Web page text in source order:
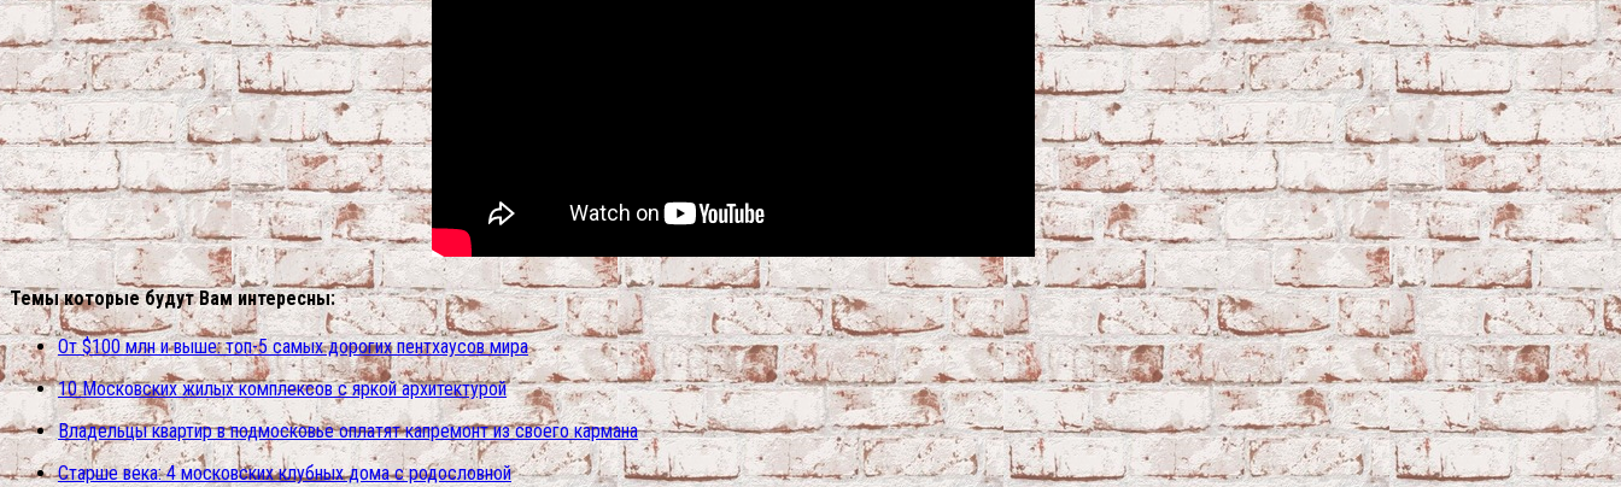
Темы которые будут Вам интересны:
От $100 млн и выше: топ-5 самых дорогих пентхаусов мира
10 Московских жилых комплексов с яркой архитектурой
Владельцы квартир в подмосковье оплатят капремонт из своего кармана
Старше века: 4 московских клубных дома с родословной